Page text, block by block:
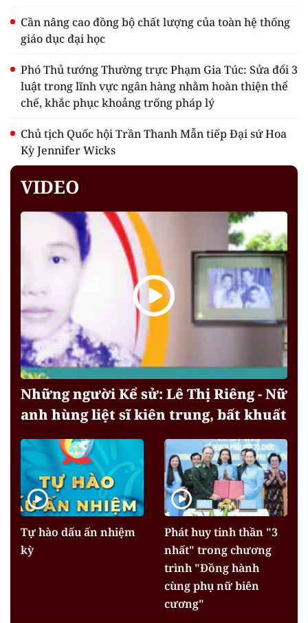
Cần nâng cao đồng bộ chất lượng của toàn hệ thống
giáo dục đại học
Phó Thủ tướng Thường trực Phạm Gia Túc: Sửa đổi 3
luật trong lĩnh vực ngân hàng nhằm hoàn thiện thể
chế, khắc phục khoảng trống pháp lý
Chủ tịch Quốc hội Trần Thanh Mẫn tiếp Đại sứ Hoa
Kỳ Jennifer Wicks
VIDEO
Những người Kể sử: Lê Thị Riêng - Nữ
anh hùng liệt sĩ kiên trung, bất khuất
Tự hào dấu ấn nhiệm
kỳ
Phát huy tinh thần "3
nhất" trong chương
trình "Đồng hành
cùng phụ nữ biên
cương"